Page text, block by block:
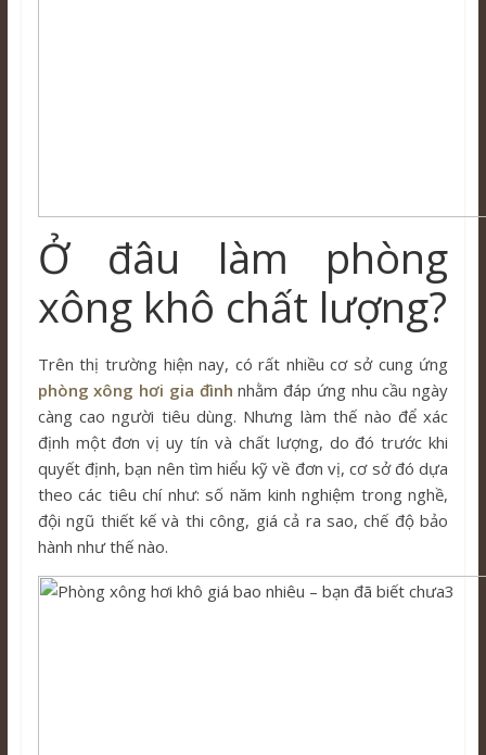
Ở đâu làm phòng
xông khô chất lượng?
Trên thị trường hiện nay, có rất nhiều cơ sở cung ứng
phòng xông hơi gia đình nhằm đáp ứng nhu cầu ngày
càng cao người tiêu dùng. Nhưng làm thế nào để xác
định một đơn vị uy tín và chất lượng, do đó trước khi
quyết định, bạn nên tìm hiểu kỹ về đơn vị, cơ sở đó dựa
theo các tiêu chí như: số năm kinh nghiệm trong nghề,
đội ngũ thiết kế và thi công, giá cả ra sao, chế độ bảo
hành như thế nào.